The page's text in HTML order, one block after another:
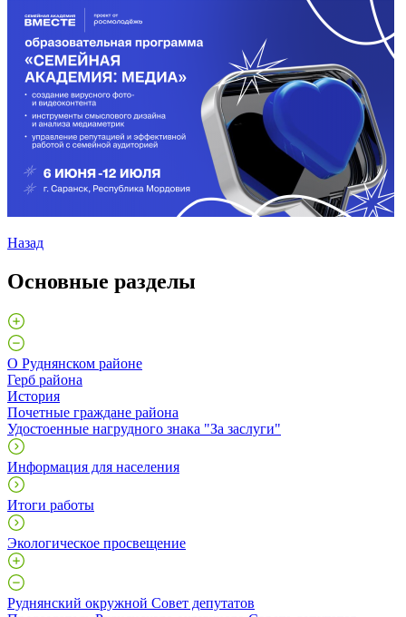
Назад
Основные разделы
О Руднянском районе
Герб района
История
Почетные граждане района
Удостоенные нагрудного знака "За заслуги"
Информация для населения
Итоги работы
Экологическое просвещение
Руднянский окружной Совет депутатов